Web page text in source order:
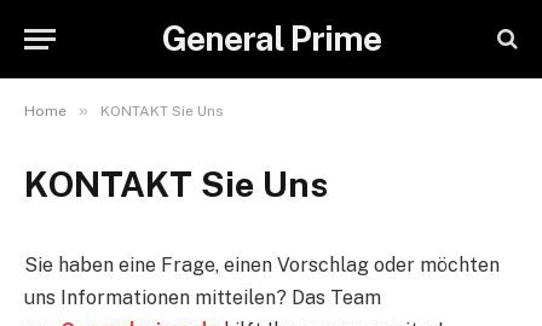
General Prime
Home » KONTAKT Sie Uns
KONTAKT Sie Uns
Sie haben eine Frage, einen Vorschlag oder möchten
uns Informationen mitteilen? Das Team